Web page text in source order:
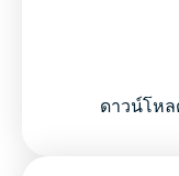
ดาวน์โห